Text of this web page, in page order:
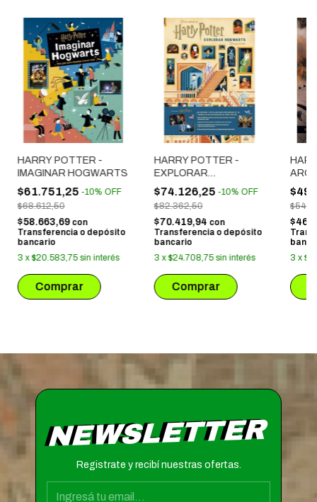
HARRY POTTER -
IMAGINAR HOGWARTS
$61.751,25 -10% OFF
$68.612,50
$58.663,69 con
Transferencia o depósito
bancario
3 x$20.583,75 sin interés
HARRY POTTER -
EXPLORAR
HOGWARTS
$74.126,25 -10% OFF
$82.362,50
$70.419,94 con
Transferencia o depósito
bancario
3 x$24.708,75 sin interés
3 x
NEWSLETTER
Registrate y recibí nuestras ofertas.